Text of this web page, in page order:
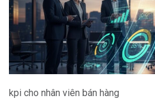
kpi cho nhân viên bán hàng